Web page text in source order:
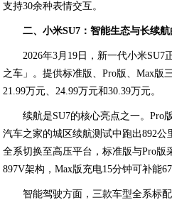
支持30余种表情交互。
二、小米SU7：智能生态与长续
2026年3月19日，新一代小米
之车」。提供标准版、Pro版、Max版
21.99万元、24.99万元和30.39万元。
续航是SU7的核心亮点之一。Pro
汽车之家的城区续航测试中跑出892公
全系切换至高压平台，标准版与Pro版
897V架构，Max版充电15分钟可补能
智能驾驶方面，三款车型全系标